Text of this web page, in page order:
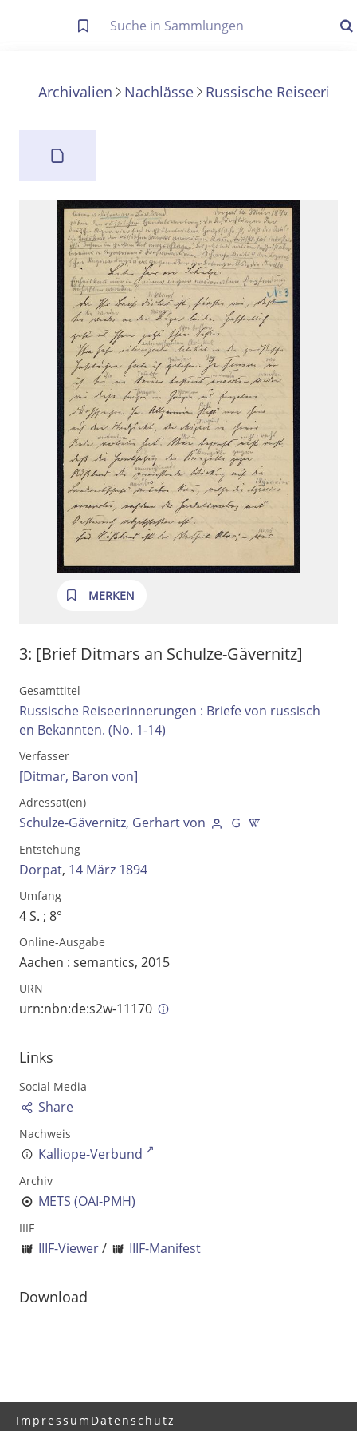
Anzeigen
Zuletzt gesucht
Noch keine Suchworte
Volltext und Inhaltsverzeichnis
Suchbegriff
Ausgabe-Optionen
Rechtstrunkierung
Archivalien Nachlässe Russische
MERKEN
3: [Brief Ditmars an Schulze-Gävernitz]
Gesamttitel
Russische Reiseerinnerungen : Briefe von russisch
en Bekannten. (No. 1-14)
Verfasser
[Ditmar, Baron von]
Adressat(en)
Schulze-Gävernitz, Gerhart von
Entstehung
Dorpat, 14 März 1894
Umfang
4 S. ; 8°
Online-Ausgabe
Aachen : semantics, 2015
URN
urn:nbn:de:s2w-11170
Links
Social Media
Share
Nachweis
Kalliope-Verbund
Archiv
METS (OAI-PMH)
IIIF
IIIF-Viewer/ IIIF-Manifest
Download
Impressum Datenschutz